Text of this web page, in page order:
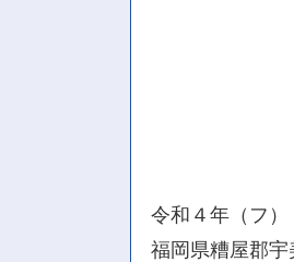
令和４年（フ）
福岡県糟屋郡宇